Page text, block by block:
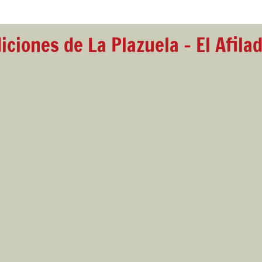
de La Plazuela - El